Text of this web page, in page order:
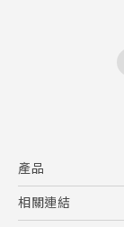
產品
5G
相關連結